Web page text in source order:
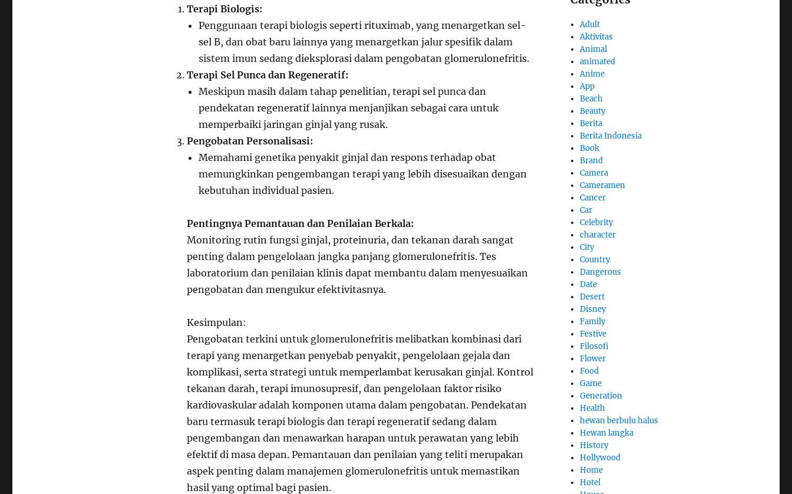
Terapi Biologis:
Penggunaan terapi biologis seperti rituximab, yang menargetkan sel-
sel B, dan obat baru lainnya yang menargetkan jalur spesifik dalam
sistem imun sedang dieksplorasi dalam pengobatan glomerulonefritis.
Terapi Sel Punca dan Regeneratif:
Meskipun masih dalam tahap penelitian, terapi sel punca dan
pendekatan regeneratif lainnya menjanjikan sebagai cara untuk
memperbaiki jaringan ginjal yang rusak.
Pengobatan Personalisasi:
Memahami genetika penyakit ginjal dan respons terhadap obat
memungkinkan pengembangan terapi yang lebih disesuaikan dengan
kebutuhan individual pasien.
Pentingnya Pemantauan dan Penilaian Berkala:
Monitoring rutin fungsi ginjal, proteinuria, dan tekanan darah sangat
penting dalam pengelolaan jangka panjang glomerulonefritis. Tes
laboratorium dan penilaian klinis dapat membantu dalam menyesuaikan
pengobatan dan mengukur efektivitasnya.
Kesimpulan:
Pengobatan terkini untuk glomerulonefritis melibatkan kombinasi dari
terapi yang menargetkan penyebab penyakit, pengelolaan gejala dan
komplikasi, serta strategi untuk memperlambat kerusakan ginjal. Kontrol
tekanan darah, terapi imunosupresif, dan pengelolaan faktor risiko
kardiovaskular adalah komponen utama dalam pengobatan. Pendekatan
baru termasuk terapi biologis dan terapi regeneratif sedang dalam
pengembangan dan menawarkan harapan untuk perawatan yang lebih
efektif di masa depan. Pemantauan dan penilaian yang teliti merupakan
aspek penting dalam manajemen glomerulonefritis untuk memastikan
hasil yang optimal bagi pasien.
Adult
Aktivitas
Animal
animated
Anime
App
Beach
Beauty
Berita
Berita Indonesia
Book
Brand
Camera
Cameramen
Cancer
Car
Celebrity
character
City
Country
Dangerous
Date
Desert
Disney
Family
Festive
Filosofi
Flower
Food
Game
Generation
Health
hewan berbulu halus
Hewan langka
History
Hollywood
Home
Hotel